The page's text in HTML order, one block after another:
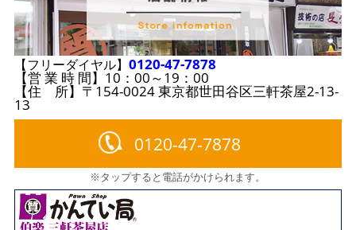
【フリーダイヤル】 0120-47-7878
【営 業 時 間】10：00～19：00
【住 所】〒154-0024 東京都世田谷区三軒茶屋2-13-
13
0120-47-7878
※タップすると電話がかけられます。